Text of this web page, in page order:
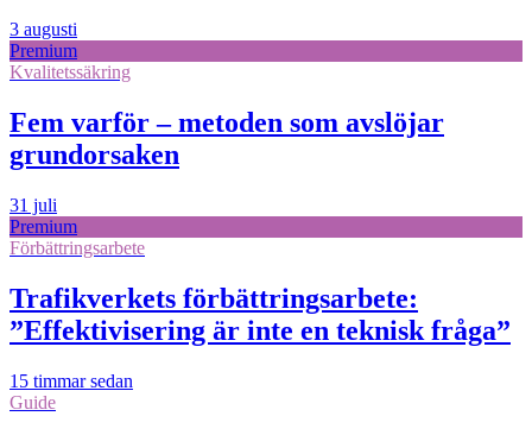
3 augusti
Premium
Kvalitetssäkring
Fem varför – metoden som avslöjar
grundorsaken
31 juli
Premium
Förbättringsarbete
Trafikverkets förbättringsarbete:
”Effektivisering är inte en teknisk fråga”
15 timmar sedan
Guide